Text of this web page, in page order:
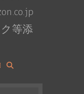
等添